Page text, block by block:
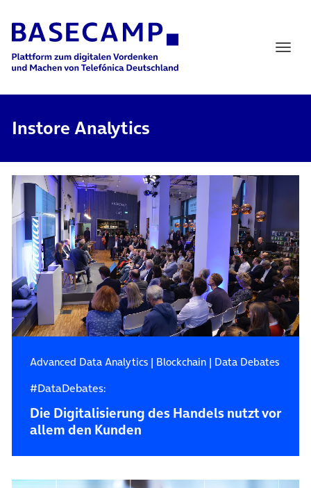
Main Navigation
Instore Analytics
Advanced Data Analytics| Blockchain| Data Debates
#DataDebates:
Die Digitalisierung des Handels nutzt vor
allem den Kunden